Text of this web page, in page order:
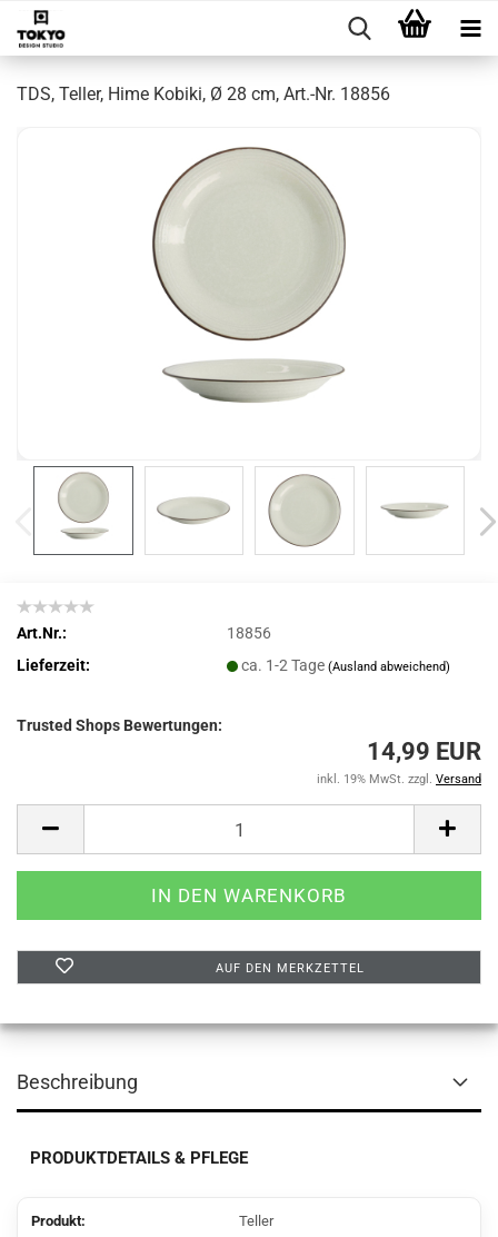
TDS, Teller, Hime Kobiki, Ø 28 cm, Art.-Nr. 18856
Art.Nr.:
18856
Lieferzeit:
ca. 1-2 Tage(Ausland abweichend)
Trusted Shops Bewertungen:
14,99 EUR
inkl. 19% MwSt. zzgl. Versand
AUF DEN MERKZETTEL
Beschreibung
PRODUKTDETAILS & PFLEGE
Produkt: Teller